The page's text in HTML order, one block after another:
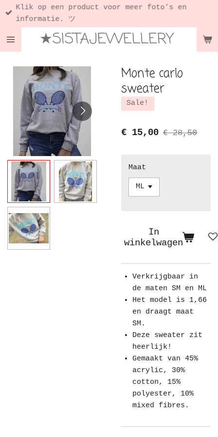
Ga
direct
de
★SISTAJEWELLERY
Klik op een product voor meer foto’s en
informatie. ツ
Monte carlo
sweater
Sale!
€ 15,00 € 28,50
Maat
In
winkelwagen
Verkrijgbaar in
de maten SM en ML
Het model is 1,66
en draagt maat
SM.
Deze sweater zit
heerlijk!
Gemaakt van 45%
acrylic, 30%
cotton, 15%
polyester, 10%
mixed fibres.